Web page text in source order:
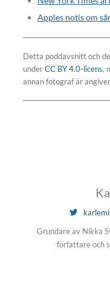
Apples notis om
Detta poddavsnitt och
under CC BY 4.0-licens,
annan fotograf är
Grundare av Nikka
författare och